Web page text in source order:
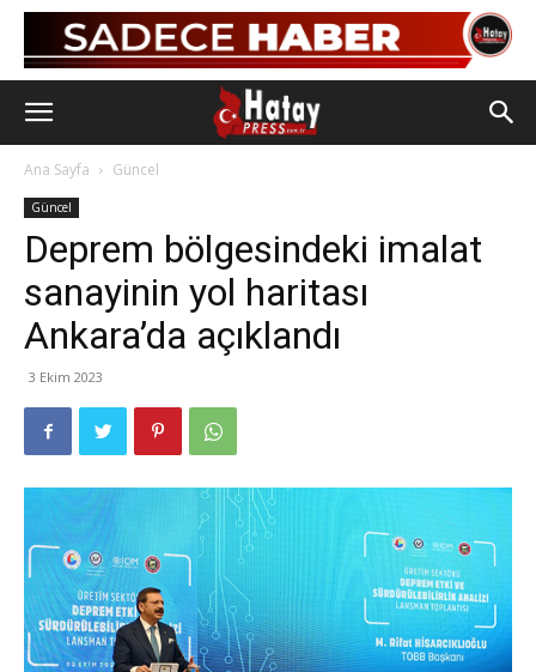
Ana Sayfa Güncel
Güncel
Deprem bölgesindeki imalat
sanayinin yol haritası
Ankara’da açıklandı
3 Ekim 2023